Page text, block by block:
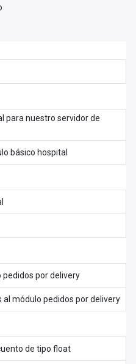
para nuestro servidor de
básico hospital
por delivery
módulo pedidos por delivery
de tipo float